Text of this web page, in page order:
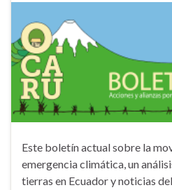
Este boletín actual sobre la
emergencia climática, un
tierras en Ecuador y noticias